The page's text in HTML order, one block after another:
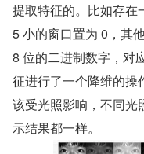
提取特征的。比如存在
5 小的窗口置为 0，其
8 位的二进制数字，对
征进行了一个降维的操
该受光照影响，不同光
示结果都一样。